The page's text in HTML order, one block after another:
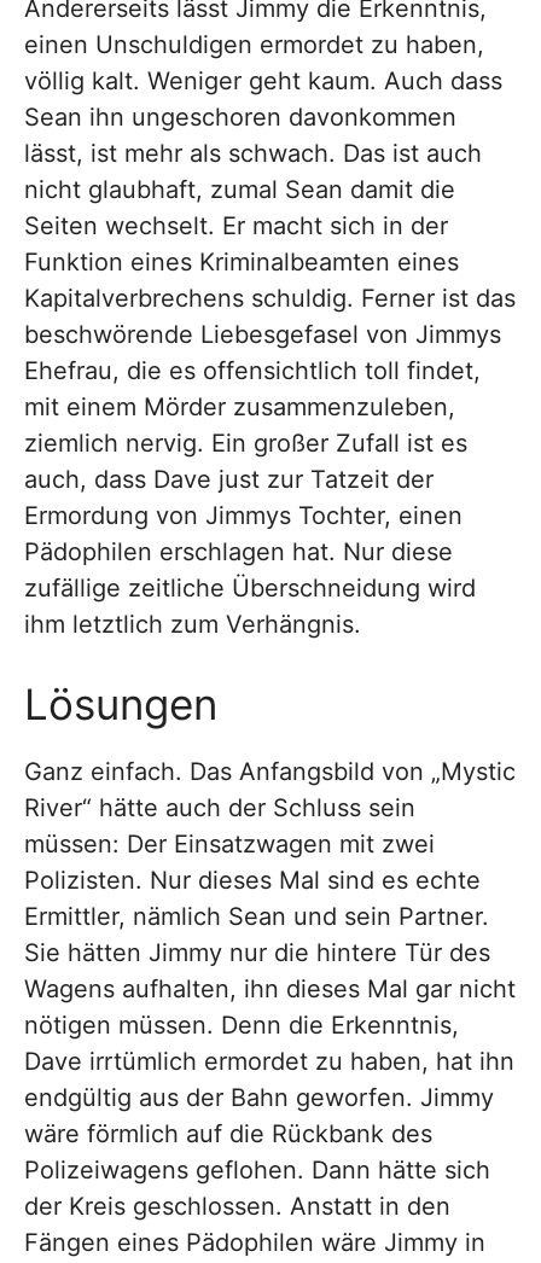
Andererseits lässt Jimmy die Erkenntnis,
einen Unschuldigen ermordet zu haben,
völlig kalt. Weniger geht kaum. Auch dass
Sean ihn ungeschoren davonkommen
lässt, ist mehr als schwach. Das ist auch
nicht glaubhaft, zumal Sean damit die
Seiten wechselt. Er macht sich in der
Funktion eines Kriminalbeamten eines
Kapitalverbrechens schuldig. Ferner ist das
beschwörende Liebesgefasel von Jimmys
Ehefrau, die es offensichtlich toll findet,
mit einem Mörder zusammenzuleben,
ziemlich nervig. Ein großer Zufall ist es
auch, dass Dave just zur Tatzeit der
Ermordung von Jimmys Tochter, einen
Pädophilen erschlagen hat. Nur diese
zufällige zeitliche Überschneidung wird
ihm letztlich zum Verhängnis.
Lösungen
Ganz einfach. Das Anfangsbild von „Mystic
River“ hätte auch der Schluss sein
müssen: Der Einsatzwagen mit zwei
Polizisten. Nur dieses Mal sind es echte
Ermittler, nämlich Sean und sein Partner.
Sie hätten Jimmy nur die hintere Tür des
Wagens aufhalten, ihn dieses Mal gar nicht
nötigen müssen. Denn die Erkenntnis,
Dave irrtümlich ermordet zu haben, hat ihn
endgültig aus der Bahn geworfen. Jimmy
wäre förmlich auf die Rückbank des
Polizeiwagens geflohen. Dann hätte sich
der Kreis geschlossen. Anstatt in den
Fängen eines Pädophilen wäre Jimmy in